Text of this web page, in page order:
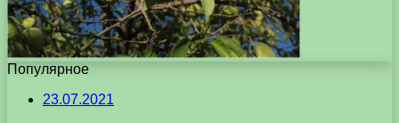
Популярное
23.07.2021